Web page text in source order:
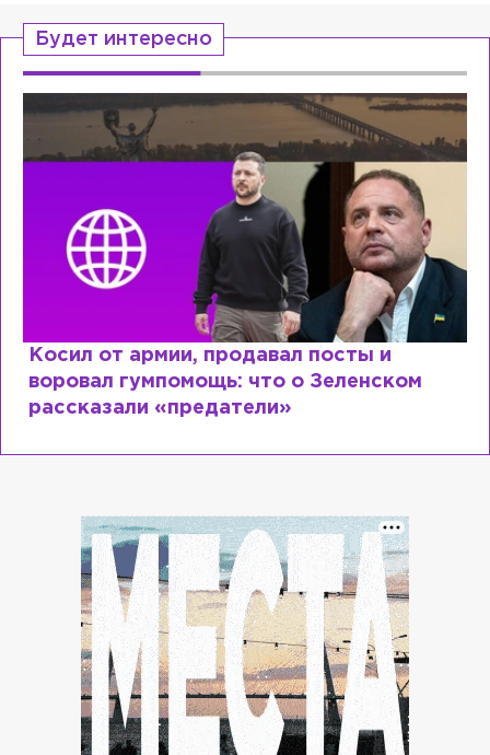
Будет интересно
Косил от армии, продавал посты и
воровал гумпомощь: что о Зеленском
рассказали «предатели»